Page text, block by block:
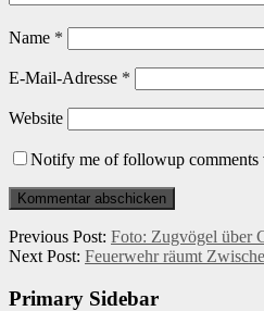
Name *
E-Mail-Adresse *
Website
Notify me of followup comments
Previous Post: Foto: Zugvögel über
Next Post: Feuerwehr räumt
Primary Sidebar